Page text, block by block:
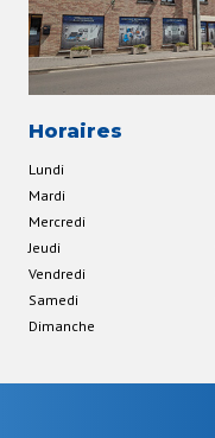
Horaires
Lundi
Mardi
Mercredi
Jeudi
Vendredi
Samedi
Dimanche